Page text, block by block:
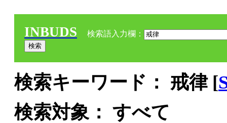
INBUDS 検索語入力欄：
検索キーワード： 戒律 [
検索対象： すべて